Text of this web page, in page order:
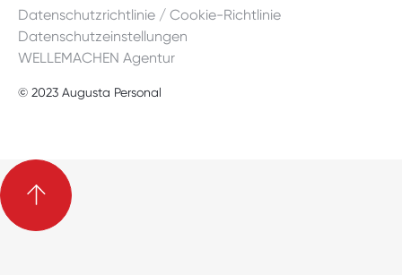
Datenschutzrichtlinie / Cookie-Richtlinie
Datenschutzeinstellungen
WELLEMACHEN Agentur
© 2023 Augusta Personal